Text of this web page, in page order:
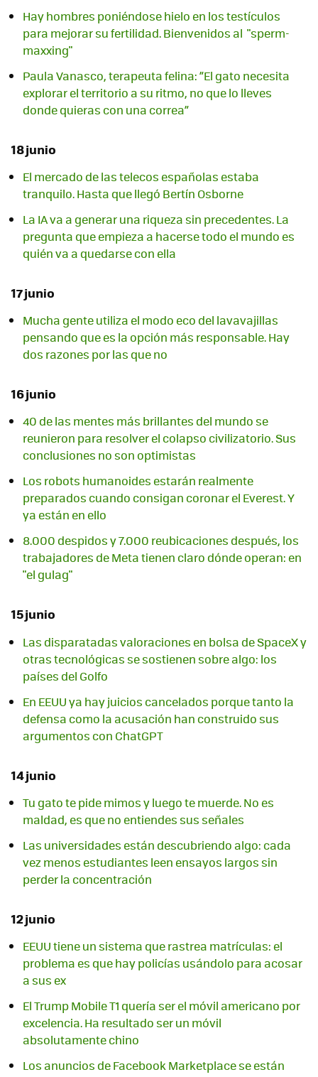
Hay hombres poniéndose hielo en los testículos
para mejorar su fertilidad. Bienvenidos al "sperm-
maxxing"
Paula Vanasco, terapeuta felina: ”El gato necesita
explorar el territorio a su ritmo, no que lo lleves
donde quieras con una correa”
18 junio
El mercado de las telecos españolas estaba
tranquilo. Hasta que llegó Bertín Osborne
La IA va a generar una riqueza sin precedentes. La
pregunta que empieza a hacerse todo el mundo es
quién va a quedarse con ella
17 junio
Mucha gente utiliza el modo eco del lavavajillas
pensando que es la opción más responsable. Hay
dos razones por las que no
16 junio
40 de las mentes más brillantes del mundo se
reunieron para resolver el colapso civilizatorio. Sus
conclusiones no son optimistas
Los robots humanoides estarán realmente
preparados cuando consigan coronar el Everest. Y
ya están en ello
8.000 despidos y 7.000 reubicaciones después, los
trabajadores de Meta tienen claro dónde operan: en
"el gulag"
15 junio
Las disparatadas valoraciones en bolsa de SpaceX y
otras tecnológicas se sostienen sobre algo: los
países del Golfo
En EEUU ya hay juicios cancelados porque tanto la
defensa como la acusación han construido sus
argumentos con ChatGPT
14 junio
Tu gato te pide mimos y luego te muerde. No es
maldad, es que no entiendes sus señales
Las universidades están descubriendo algo: cada
vez menos estudiantes leen ensayos largos sin
perder la concentración
12 junio
EEUU tiene un sistema que rastrea matrículas: el
problema es que hay policías usándolo para acosar
a sus ex
El Trump Mobile T1 quería ser el móvil americano por
excelencia. Ha resultado ser un móvil
absolutamente chino
Los anuncios de Facebook Marketplace se están